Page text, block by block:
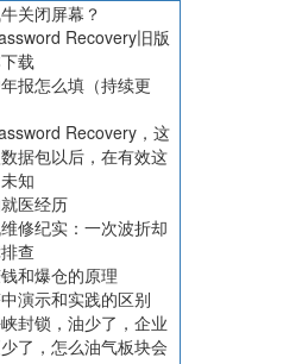
关闭屏幕？
Recovery旧版
载
报怎么填（持续更
Recovery，这
据包以后，在有效这
知
医经历
修纪实：一次波折却
查
和爆仓的原理
演示和实践的区别
封锁，油少了，企业
了，怎么油气板块会